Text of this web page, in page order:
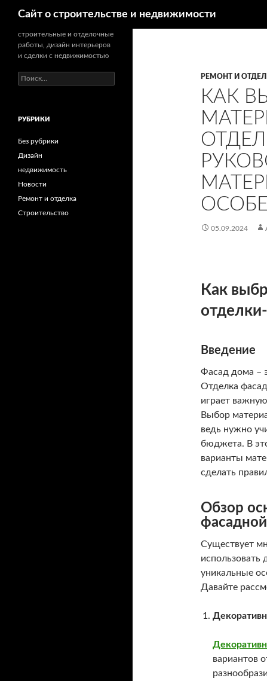
Сайт о строительстве и недвижимости
РЕМОНТ И
КАК
05.09.2024
Как
Введение
Фасад дома –
Отделка
играет
Выбор
ведь нужно
бюджета. В
варианты
сделать
Обзор
Существует
использовать
уникальные
Давайте
вариантов
строительные и отделочные
работы, дизайн интерьеров
и сделки с недвижимостью
Н
а
иРУБРИКИ
Без рубрики
Дизайн
недвижимость
Новости
Ремонт и отделка
Строительство